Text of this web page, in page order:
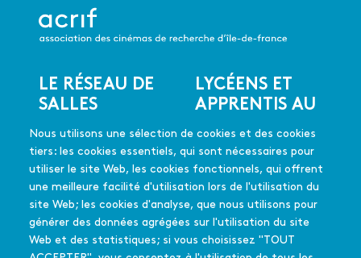
Nous utilisons une sélection de cookies et des cookies
tiers: les cookies essentiels, qui sont nécessaires pour
utiliser le site Web, les cookies fonctionnels, qui offrent
une meilleure facilité d'utilisation lors de l'utilisation du
site Web; les cookies d'analyse, que nous utilisons pour
générer des données agrégées sur l'utilisation du site
Web et des statistiques; si vous choisissez "TOUT
Menu
pied
de
page
LE RÉSEAU DE
SALLES
Les salles du réseau
Les coups de coeur
Les films soutenus
LYCÉENS ET
APPRENTIS AU
CINÉMA
En quelques mots
Mode d'emploi
FAQ
Édition 2025-26
PASSEURS L'équipe - Contact